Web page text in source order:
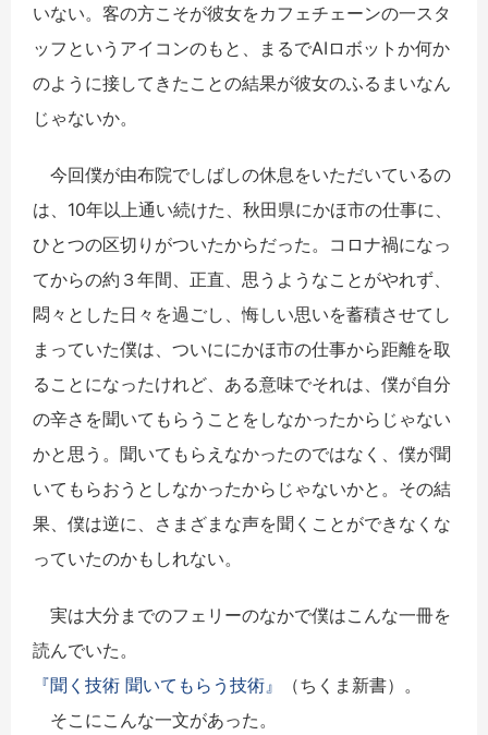
いない。客の方こそが彼女をカフェチェーンの一スタ
ッフというアイコンのもと、まるでAIロボットか何か
のように接してきたことの結果が彼女のふるまいなん
じゃないか。
今回僕が由布院でしばしの休息をいただいているの
は、10年以上通い続けた、秋田県にかほ市の仕事に、
ひとつの区切りがついたからだった。コロナ禍になっ
てからの約３年間、正直、思うようなことがやれず、
悶々とした日々を過ごし、悔しい思いを蓄積させてし
まっていた僕は、ついににかほ市の仕事から距離を取
ることになったけれど、ある意味でそれは、僕が自分
の辛さを聞いてもらうことをしなかったからじゃない
かと思う。聞いてもらえなかったのではなく、僕が聞
いてもらおうとしなかったからじゃないかと。その結
果、僕は逆に、さまざまな声を聞くことができなくな
っていたのかもしれない。
実は大分までのフェリーのなかで僕はこんな一冊を
読んでいた。
『聞く技術 聞いてもらう技術』
（ちくま新書）。
そこにこんな一文があった。